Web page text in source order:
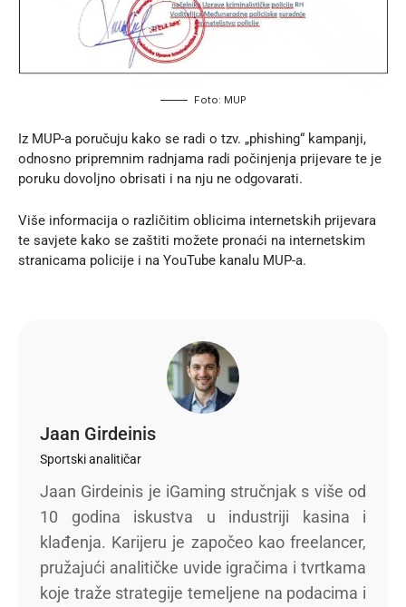
Foto: MUP
Iz MUP-a poručuju kako se radi o tzv. „phishing“ kampanji,
odnosno pripremnim radnjama radi počinjenja prijevare te je
poruku dovoljno obrisati i na nju ne odgovarati.
Više informacija o različitim oblicima internetskih prijevara
te savjete kako se zaštiti možete pronaći na internetskim
stranicama policije i na YouTube kanalu MUP-a.
Jaan Girdeinis
Sportski analitičar
Jaan Girdeinis je iGaming stručnjak s više od
10 godina iskustva u industriji kasina i
klađenja. Karijeru je započeo kao freelancer,
pružajući analitičke uvide igračima i tvrtkama
koje traže strategije temeljene na podacima i